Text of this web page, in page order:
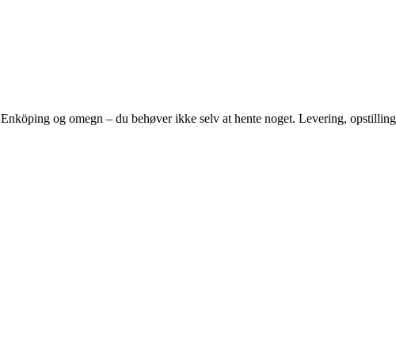
Enköping og omegn – du behøver ikke selv at hente noget. Levering,